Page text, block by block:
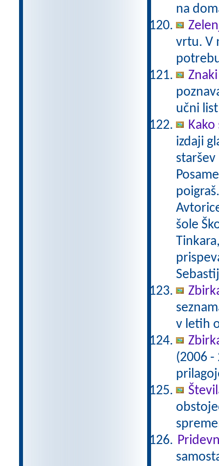
na
vrtu. V
učni
Kako
izdaji
staršev
šole
v letih
(2006